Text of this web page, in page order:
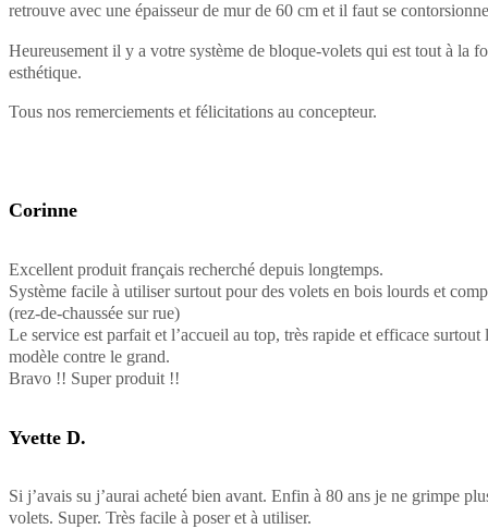
retrouve avec une épaisseur de mur de 60 cm et il faut se
Heureusement il y a votre système de bloque-volets qui est tout à la
esthétique.
Tous nos remerciements et félicitations au concepteur.
Corinne
Excellent produit français recherché depuis longtemps.
Système facile à utiliser surtout pour des volets en bois lourds et
(rez-de-chaussée sur rue)
Le service est parfait et l’accueil au top, très rapide et efficace
modèle contre le grand.
Bravo !! Super produit !!
Yvette D.
Si j’avais su j’aurai acheté bien avant. Enfin à 80 ans je ne grimpe
volets. Super. Très facile à poser et à utiliser.